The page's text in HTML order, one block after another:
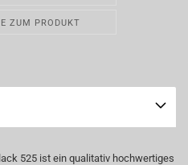
ZUM PRODUKT
525 ist ein qualitativ hochwertiges